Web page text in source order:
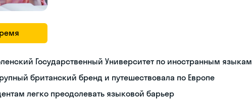
Государственный Университет по иностранным языкам
британский бренд и путешествовала по Европе
легко преодолевать языковой барьер